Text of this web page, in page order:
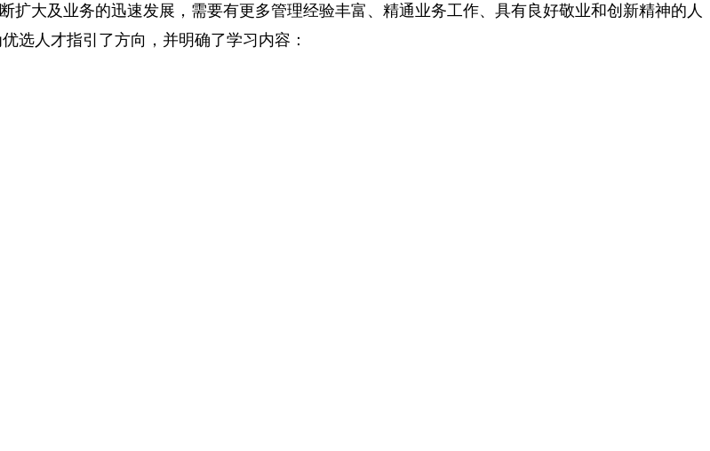
大及业务的迅速发展，需要有更多管理经验丰富、精通业务工作、具有良好敬业和创新精神的人
选人才指引了方向，并明确了学习内容：